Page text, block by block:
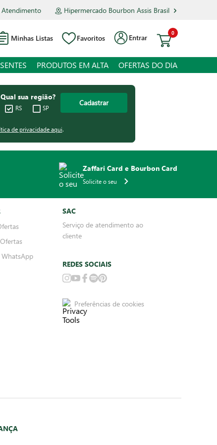
Atendimento Hipermercado Bourbon Assis Brasil
Minhas Listas Favoritos Entrar
0
PRODUTOS EM ALTA OFERTAS DO DIA
Qual sua região?
RS SP
Cadastrar
de privacidade aqui.
Zaffari Card e Bourbon Card
Solicite o seu
SAC
Serviço de atendimento ao
cliente
REDES SOCIAIS
Preferências de cookies